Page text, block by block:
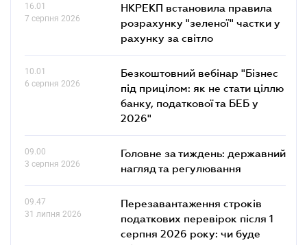
16.01
7 серпня 2026
НКРЕКП встановила правила
розрахунку "зеленої" частки у
рахунку за світло
10.01
6 серпня 2026
Безкоштовний вебінар "Бізнес
під прицілом: як не стати ціллю
банку, податкової та БЕБ у
2026"
09.00
3 серпня 2026
Головне за тиждень: державний
нагляд та регулювання
09.47
31 липня 2026
Перезавантаження строків
податкових перевірок після 1
серпня 2026 року: чи буде